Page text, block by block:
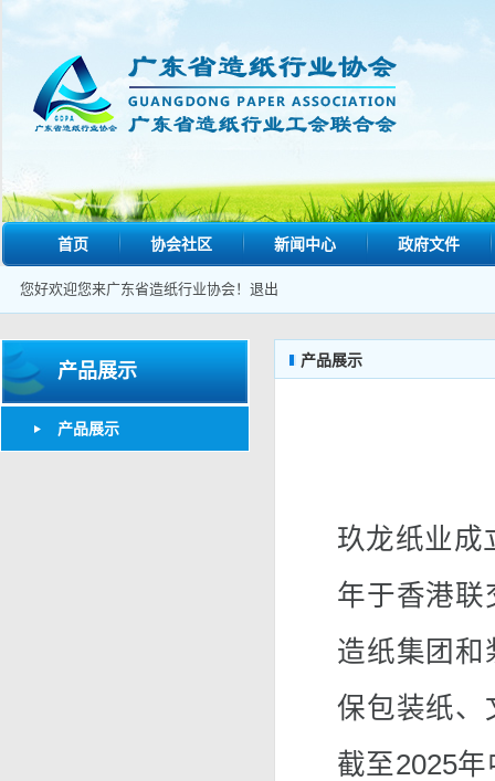
首页 协会社区 新闻中心 政府文件
您好欢迎您来广东省造纸行业协会！ 退出
产品展示
产品展示
产品展示
玖龙纸业成
年于香港联
造纸集团和
保包装纸、
截至2025